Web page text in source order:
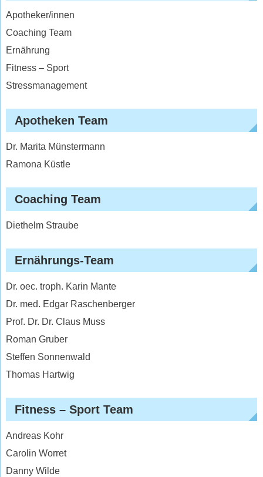
Apotheker/innen
Coaching Team
Ernährung
Fitness – Sport
Stressmanagement
Apotheken Team
Dr. Marita Münstermann
Ramona Küstle
Coaching Team
Diethelm Straube
Ernährungs-Team
Dr. oec. troph. Karin Mante
Dr. med. Edgar Raschenberger
Prof. Dr. Dr. Claus Muss
Roman Gruber
Steffen Sonnenwald
Thomas Hartwig
Fitness – Sport Team
Andreas Kohr
Carolin Worret
Danny Wilde